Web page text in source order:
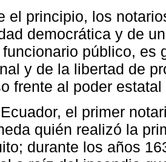
el principio, los
democrática y de
público, es
y de la libertad de
frente al poder
el primer
quién realizó la
durante los años